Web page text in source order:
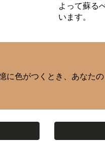
よって蘇る
います。
に色がつくとき、あなた